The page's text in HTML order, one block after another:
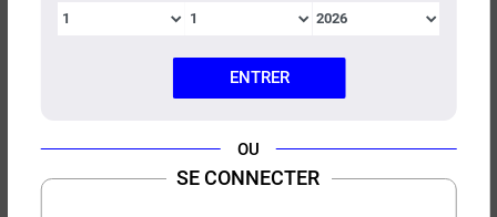
ENTRER
OU
SE CONNECTER
CONCENTRÉ GREEDY-SCRACH